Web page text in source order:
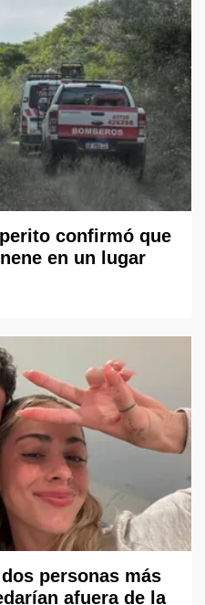
confirmó que
en un lugar
personas más
afuera de la